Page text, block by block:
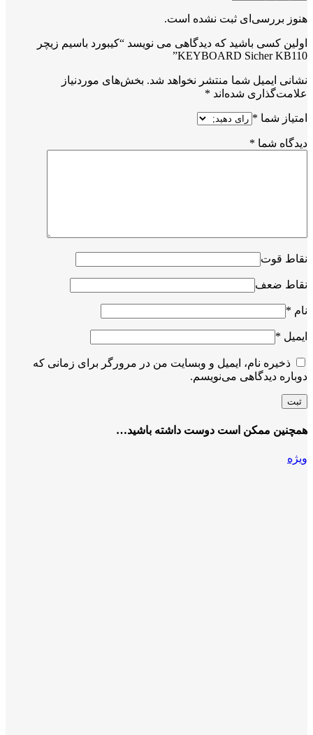
هنوز بررسی‌ای ثبت نشده است.
اولین کسی باشید که دیدگاهی می نویسد “کیبورد باسیم زیچر
KEYBOARD Sicher KB110”
نشانی ایمیل شما منتشر نخواهد شد. بخش‌های موردنیاز
علامت‌گذاری شده‌اند *
امتیاز شما *
دیدگاه شما *
نقاط قوت
نقاط ضعف
نام *
ایمیل *
ذخیره نام، ایمیل و وبسایت من در مرورگر برای زمانی که
دوباره دیدگاهی می‌نویسم.
همچنین ممکن است دوست داشته باشید…
ویژه